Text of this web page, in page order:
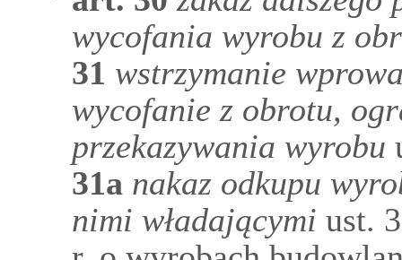
wycofania wyrobu z
31 wstrzymanie
wycofanie z obrotu,
przekazywania wyrobu
31a nakaz odkupu
nimi władającymi ust.